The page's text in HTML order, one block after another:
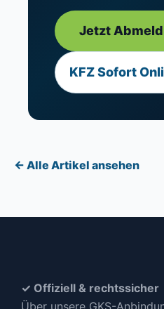
Jetzt
KFZ Sofort
← Alle Artikel ansehen
✓ Offiziell & rechtssicher